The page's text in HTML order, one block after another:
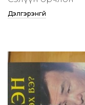
Дэлгэрэнгүй